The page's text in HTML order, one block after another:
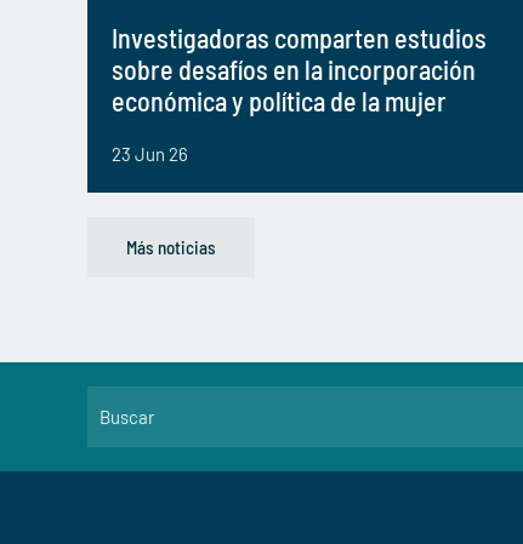
Investigadoras comparten estudios
sobre desafíos en la incorporación
económica y política de la mujer
23 Jun 26
Más noticias